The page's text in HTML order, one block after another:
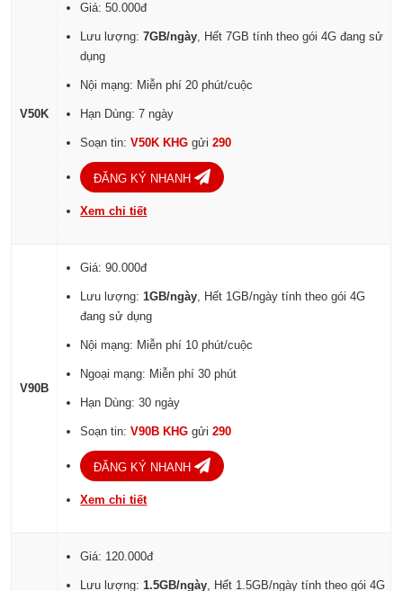
V50K
Giá: 50.000đ
Lưu lượng:7GB/ngày, Hết 7GB tính theo gói 4G đang sử
dụng
Nội mạng: Miễn phí 20 phút/cuộc
Hạn Dùng: 7 ngày
Soạn tin:V50K KHGgửi290
ĐĂNG KÝ NHANH
Xem chi tiết
V90B
Giá: 90.000đ
Lưu lượng:1GB/ngày, Hết 1GB/ngày tính theo gói 4G
đang sử dụng
Nội mạng: Miễn phí 10 phút/cuộc
Ngoại mạng: Miễn phí 30 phút
Hạn Dùng: 30 ngày
Soạn tin:V90B KHGgửi290
ĐĂNG KÝ NHANH
Xem chi tiết
Giá: 120.000đ
Lưu lượng:1.5GB/ngày, Hết 1.5GB/ngày tính theo gói 4G